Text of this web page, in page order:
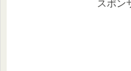
スポン